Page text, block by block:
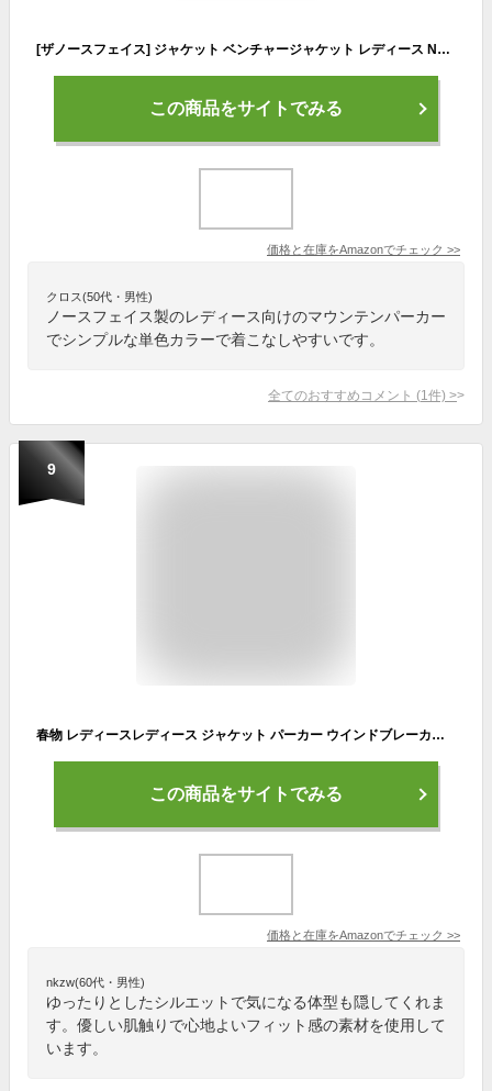
[ザノースフェイス] ジャケット ベンチャージャケット レディース NPW12006 ブラックNPW12006 M
この商品をサイトでみる
価格と在庫をAmazonでチェック >>
クロス(50代・男性)
ノースフェイス製のレディース向けのマウンテンパーカー
でシンプルな単色カラーで着こなしやすいです。
全てのおすすめコメント (1 件) >
9
春物 レディースレディース ジャケット パーカー ウインドブレーカー コート ブルゾン アウター マウンテンパーカー ジップアップ トレーナー ジャンパー フード付き 羽織スウェット カジュアル 長袖 ゆったり 切り替え 春秋冬 原宿系 ストリート系 (Free Size, グリーン)
この商品をサイトでみる
価格と在庫をAmazonでチェック >>
nkzw(60代・男性)
ゆったりとしたシルエットで気になる体型も隠してくれま
す。優しい肌触りで心地よいフィット感の素材を使用して
います。